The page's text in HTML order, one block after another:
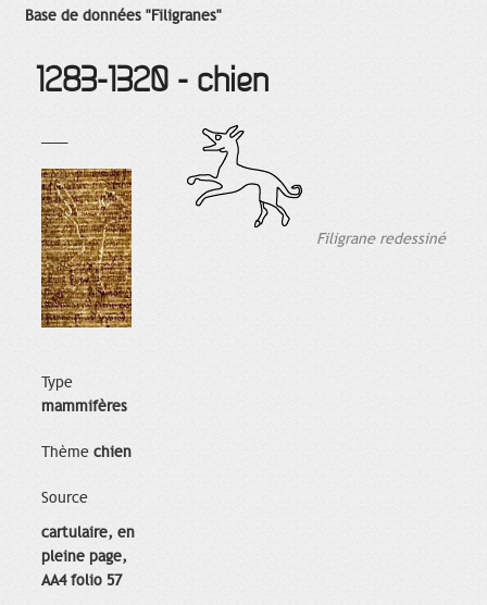
Base de données "Filigranes"
1283-1320 - chien
Type
mammifères
Thème chien
Source
cartulaire, en
pleine page,
AA4 folio 57
Filigrane redessiné